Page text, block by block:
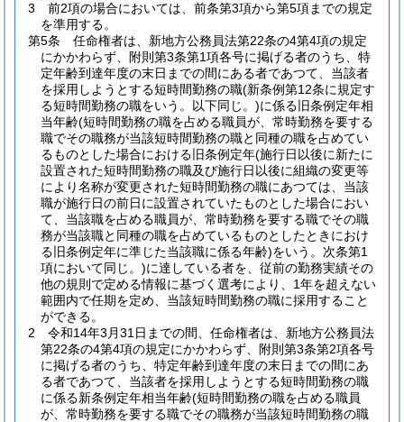
3
前2項の場合においては、前条第3項から第5項までの規定
を準用する。
第5条
任命権者は、新地方公務員法第22条の4第4項の規定
にかかわらず、附則第3条第1項各号に掲げる者のうち、特
定年齢到達年度の末日までの間にある者であつて、当該者
を採用しようとする短時間勤務の職(新条例第12条に規定す
る短時間勤務の職をいう。以下同じ。)に係る旧条例定年相
当年齢(短時間勤務の職を占める職員が、常時勤務を要する
職でその職務が当該短時間勤務の職と同種の職を占めてい
るものとした場合における旧条例定年(施行日以後に新たに
設置された短時間勤務の職及び施行日以後に組織の変更等
により名称が変更された短時間勤務の職にあつては、当該
職が施行日の前日に設置されていたものとした場合におい
て、当該職を占める職員が、常時勤務を要する職でその職
務が当該職と同種の職を占めているものとしたときにおけ
る旧条例定年に準じた当該職に係る年齢)をいう。次条第1
項において同じ。)に達している者を、従前の勤務実績その
他の規則で定める情報に基づく選考により、1年を超えない
範囲内で任期を定め、当該短時間勤務の職に採用すること
ができる。
2
令和14年3月31日までの間、任命権者は、新地方公務員法
第22条の4第4項の規定にかかわらず、附則第3条第2項各号
に掲げる者のうち、特定年齢到達年度の末日までの間にあ
る者であつて、当該者を採用しようとする短時間勤務の職
に係る新条例定年相当年齢(短時間勤務の職を占める職員
が、常時勤務を要する職でその職務が当該短時間勤務の職